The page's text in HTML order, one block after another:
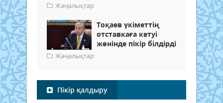
Жаңалықтар
Тоқаев үкіметтің
отставкаға кетуі
жөнінде пікір білдірді
Жаңалықтар
Пікір қалдыру